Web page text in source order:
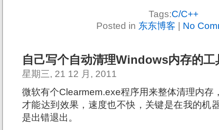
Tags:C/C++
Posted in 东东博客 No
自己写个自动清理Windows内存的工
星期三, 21 12 月, 2011
微软有个Clearmem.exe程序用来整体清理内存
才能达到效果，速度也不快，关键是在我的机
是出错退出。